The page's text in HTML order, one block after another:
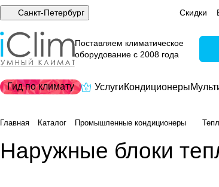
Санкт-Петербург Скидки
Поставляем климатическое
оборудование с 2008 года
Гид по климату УслугиКондиционеры
Главная Каталог Промышленные кондиционеры
Наружные блоки